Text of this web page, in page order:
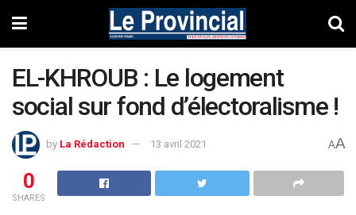
EL-KHROUB : Le logement
social sur fond d’électoralisme !
by La Rédaction 13 avril 2021 AA
0
SHARES